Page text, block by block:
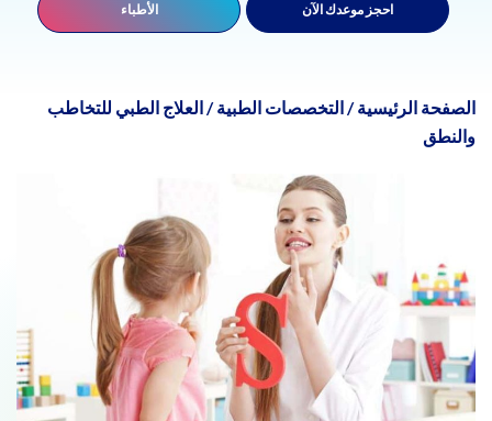
احجز موعدك الآن الأطباء
الصفحة الرئيسية /التخصصات الطبية /العلاج الطبي للتخاطب
والنطق